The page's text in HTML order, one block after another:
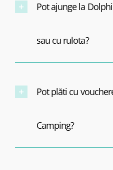
Pot ajunge la
sau cu rulota?
Pot plăti cu
Camping?